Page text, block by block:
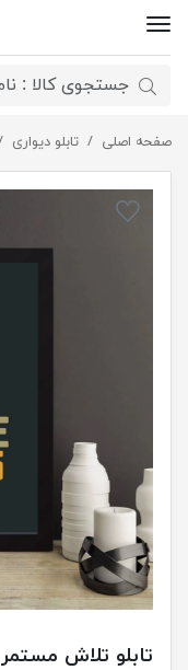
صفحه اصلی تابلو دیواریتابلو تلاش مستمر
تابلو تلاش مستمر